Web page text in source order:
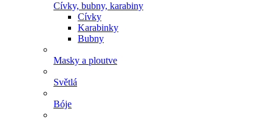
Cívky, bubny, karabiny
Cívky
Karabinky
Bubny
Masky a ploutve
Světlá
Bóje